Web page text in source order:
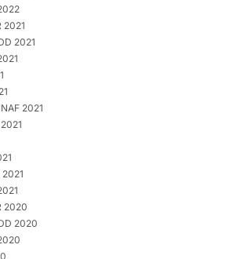
2021
2021
2021
2020
2020